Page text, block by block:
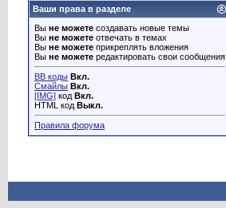
Ваши права в разделе
Вы не можете создавать новые темы
Вы не можете отвечать в темах
Вы не можете прикреплять вложения
Вы не можете редактировать свои сообщения
BB коды Вкл.
Смайлы Вкл.
[IMG] код Вкл.
HTML код Выкл.
Правила форума